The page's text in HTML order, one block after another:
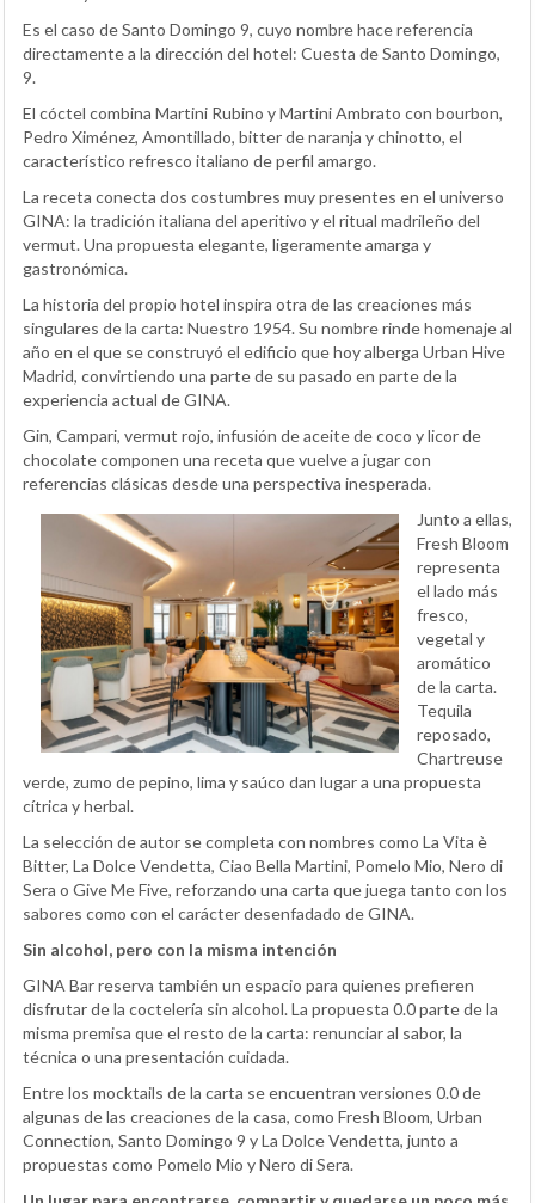
Es el caso de Santo Domingo 9, cuyo nombre hace referencia
directamente a la dirección del hotel: Cuesta de Santo Domingo,
9.
El cóctel combina Martini Rubino y Martini Ambrato con bourbon,
Pedro Ximénez, Amontillado, bitter de naranja y chinotto, el
característico refresco italiano de perfil amargo.
La receta conecta dos costumbres muy presentes en el universo
GINA: la tradición italiana del aperitivo y el ritual madrileño del
vermut. Una propuesta elegante, ligeramente amarga y
gastronómica.
La historia del propio hotel inspira otra de las creaciones más
singulares de la carta: Nuestro 1954. Su nombre rinde homenaje al
año en el que se construyó el edificio que hoy alberga Urban Hive
Madrid, convirtiendo una parte de su pasado en parte de la
experiencia actual de GINA.
Gin, Campari, vermut rojo, infusión de aceite de coco y licor de
chocolate componen una receta que vuelve a jugar con
referencias clásicas desde una perspectiva inesperada.
Junto a ellas,
Fresh Bloom
representa
el lado más
fresco,
vegetal y
aromático
de la carta.
Tequila
reposado,
Chartreuse
verde, zumo de pepino, lima y saúco dan lugar a una propuesta
cítrica y herbal.
La selección de autor se completa con nombres como La Vita è
Bitter, La Dolce Vendetta, Ciao Bella Martini, Pomelo Mio, Nero di
Sera o Give Me Five, reforzando una carta que juega tanto con los
sabores como con el carácter desenfadado de GINA.
Sin alcohol, pero con la misma intención
GINA Bar reserva también un espacio para quienes prefieren
disfrutar de la coctelería sin alcohol. La propuesta 0.0 parte de la
misma premisa que el resto de la carta: renunciar al sabor, la
técnica o una presentación cuidada.
Entre los mocktails de la carta se encuentran versiones 0.0 de
algunas de las creaciones de la casa, como Fresh Bloom, Urban
Connection, Santo Domingo 9 y La Dolce Vendetta, junto a
propuestas como Pomelo Mio y Nero di Sera.